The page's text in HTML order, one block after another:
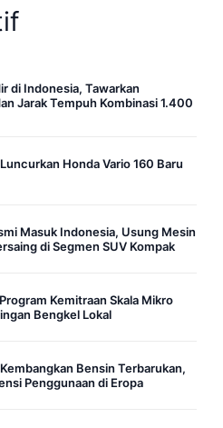
di Indonesia, Tawarkan
Jarak Tempuh Kombinasi 1.400
Honda Vario 160 Baru
Masuk Indonesia, Usung Mesin
di Segmen SUV Kompak
Kemitraan Skala Mikro
Bengkel Lokal
Bensin Terbarukan,
Penggunaan di Eropa